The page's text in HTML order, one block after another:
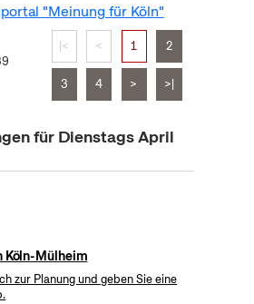
"Meinung für Köln"
|< < 1 2
3 4 > >|
für Dienstags April
Köln-Mülheim
zur Planung und geben Sie eine